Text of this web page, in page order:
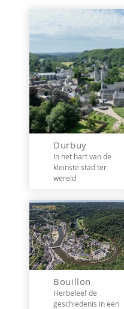
Durbuy
In het hart van de
kleinste stad ter
wereld
Bouillon
Herbeleef de
geschiedenis in een